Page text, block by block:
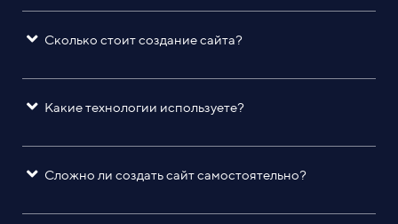
Сколько стоит создание сайта?
Какие технологии используете?
Сложно ли создать сайт самостоятельно?